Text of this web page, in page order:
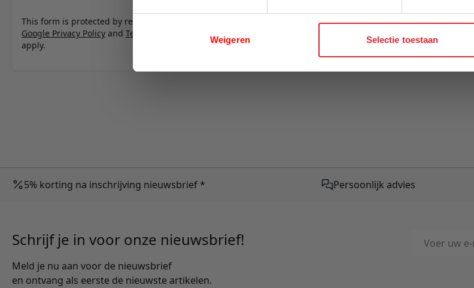
Weigeren Selectie toestaan
This form is protected by reCAPTCHA - the
Google Privacy Policy and Terms of Service
apply.
5% korting na inschrijving nieuwsbrief * Persoonlijk advies
Schrijf je in voor onze nieuwsbrief!
Meld je nu aan voor de nieuwsbrief
en ontvang als eerste de nieuwste artikelen.
E-mailadres